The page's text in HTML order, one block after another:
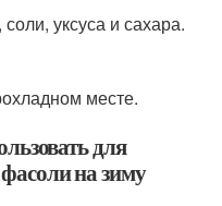
уксуса и сахара.
месте.
для
на зиму